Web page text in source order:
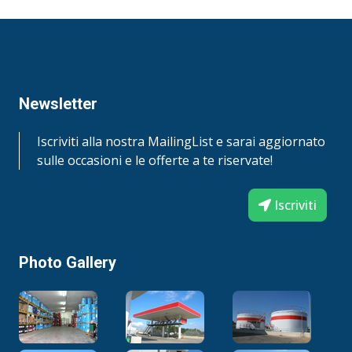
impieghi gravosi in termini di carico, velocità,
incrementato i requisiti imposti ai fluidi per
sistemi di trasmissione al fine di ottenere più
elevate prestazioni estendendo gli intervalli di
cambio carica. Per le trasmissioni per servizio
dall’usura, la stabilità termica e al taglio, la
protezione dalla ruggine e dalla corrosione
modo ottimale per ottenere una maggiore
l’innesto regolare delle marce, una maggiore
efficienza delle trasmissioni e capacità di carico
in un ampia gamma di applicazioni e ambienti
Newsletter
Iscriviti alla nostra MailingList e sarai aggiornato
sulle occasioni e le offerte a te riservate!
Iscriviti
Photo Gallery